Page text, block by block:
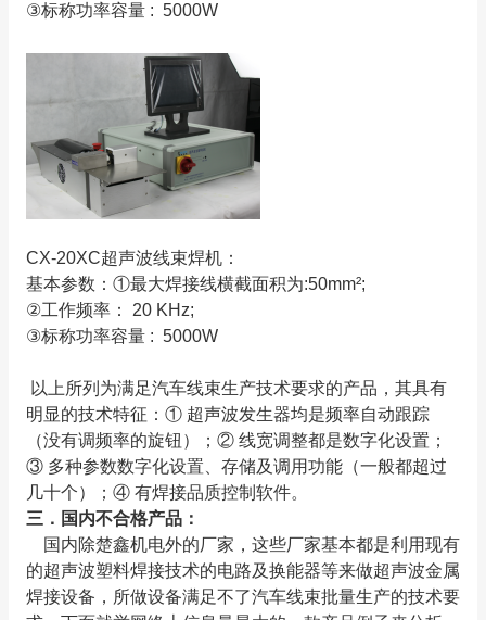
③标称功率容量 : 5000W
CX-20XC超声波线束焊机：
基本参数：①最大焊接线横截面积为:50mm²;
②工作频率： 20 KHz;
③标称功率容量 : 5000W
以上所列为满足汽车线束生产技术要求的产品，其具有
明显的技术特征：① 超声波发生器均是频率自动跟踪
（没有调频率的旋钮）；② 线宽调整都是数字化设置；
③ 多种参数数字化设置、存储及调用功能（一般都超过
几十个）；④ 有焊接品质控制软件。
三．国内不合格产品：
国内除楚鑫机电外的厂家，这些厂家基本都是利用现有
的超声波塑料焊接技术的电路及换能器等来做超声波金属
焊接设备，所做设备满足不了汽车线束批量生产的技术要